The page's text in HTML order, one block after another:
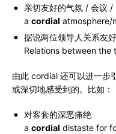
亲切友好的气氛 / 会议 /
a cordial atmosphere/
据说两位领导人关系友好
Relations between the
由此 cordial 还可以进一步
或深切地感受到的。比如：
对客套的深恶痛绝
a cordial distaste for